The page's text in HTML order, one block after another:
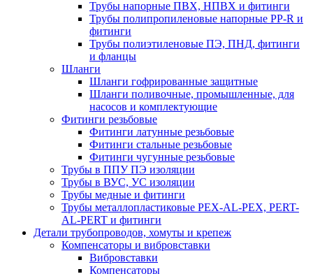
Трубы напорные ПВХ, НПВХ и фитинги
Трубы полипропиленовые напорные PP-R и
фитинги
Трубы полиэтиленовые ПЭ, ПНД, фитинги
и фланцы
Шланги
Шланги гофрированные защитные
Шланги поливочные, промышленные, для
насосов и комплектующие
Фитинги резьбовые
Фитинги латунные резьбовые
Фитинги стальные резьбовые
Фитинги чугунные резьбовые
Трубы в ППУ ПЭ изоляции
Трубы в ВУС, УС изоляции
Трубы медные и фитинги
Трубы металлопластиковые PEX-AL-PEX, PERT-
AL-PERT и фитинги
Детали трубопроводов, хомуты и крепеж
Компенсаторы и вибровставки
Вибровставки
Компенсаторы